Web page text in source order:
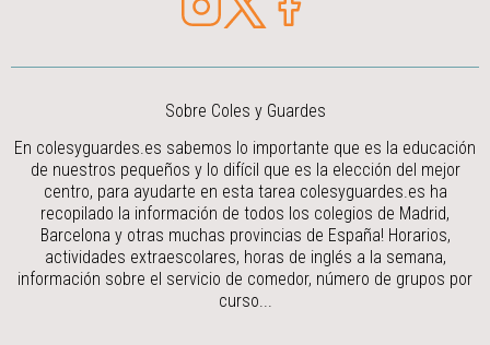
Sobre Coles y Guardes
En colesyguardes.es sabemos lo importante que es la educación
de nuestros pequeños y lo difícil que es la elección del mejor
centro, para ayudarte en esta tarea colesyguardes.es ha
recopilado la información de todos los colegios de Madrid,
Barcelona y otras muchas provincias de España! Horarios,
actividades extraescolares, horas de inglés a la semana,
información sobre el servicio de comedor, número de grupos por
curso...